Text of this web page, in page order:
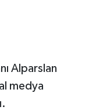
Alparslan
medya